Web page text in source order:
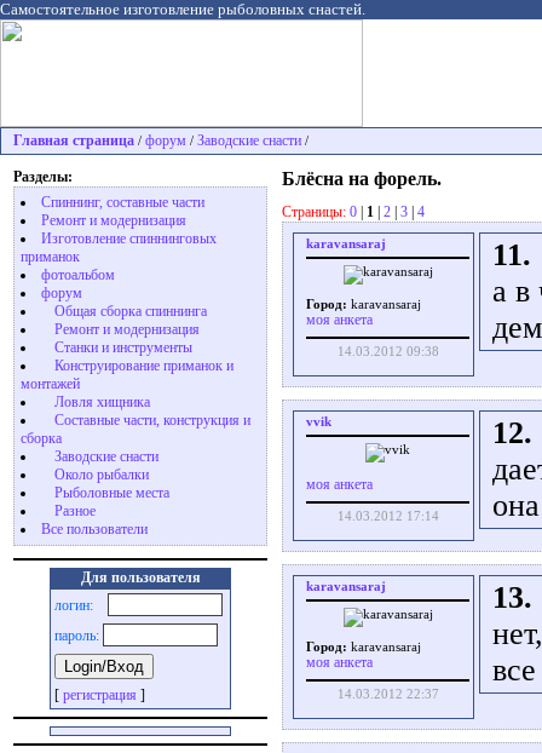
Самостоятельное изготовление рыболовных снастей.
Главная страница / форум / Заводские снасти /
Разделы:
Спиннинг, составные части
Ремонт и модернизация
Изготовление спиннинговых
приманок
фотоальбом
форум
Общая сборка спиннинга
Ремонт и модернизация
Станки и инструменты
Конструирование приманок и
монтажей
Ловля хищника
Cоставные части, конструкция и
сборка
Заводские снасти
Около рыбалки
Рыболовные места
Разное
Все пользователи
Для пользователя
логин:
пароль:
[ регистрация ]
Блёсна на форель.
Страницы: 0 | 1 | 2 | 3 | 4
karavansaraj
Город: karavansaraj
моя анкета
14.03.2012 09:38
11.
а в
vvik
моя анкета
14.03.2012 17:14
12.
karavansaraj
Город: karavansaraj
моя анкета
14.03.2012 22:37
13.